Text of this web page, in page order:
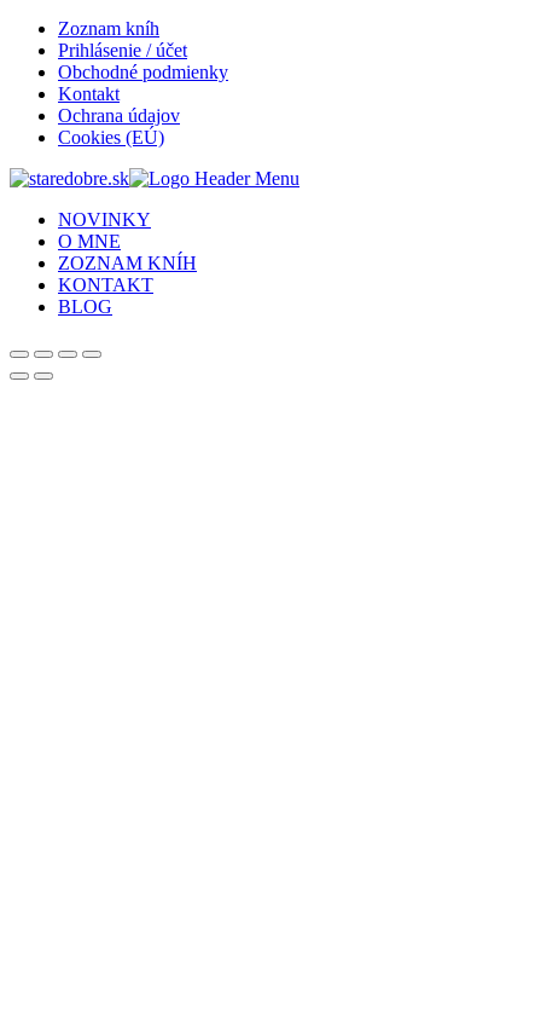
Zoznam kníh
Prihlásenie / účet
Obchodné podmienky
Kontakt
Ochrana údajov
Cookies (EÚ)
NOVINKY
O MNE
ZOZNAM KNÍH
KONTAKT
BLOG